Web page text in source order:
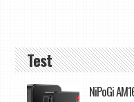
Test
NiPoGi